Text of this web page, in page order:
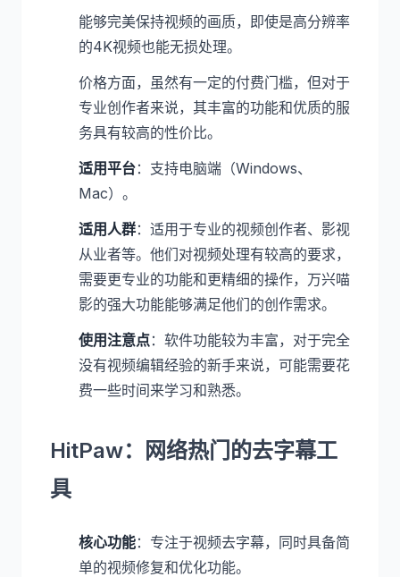
能够完美保持视频的画质，即使是高分辨率
的4K视频也能无损处理。
价格方面，虽然有一定的付费门槛，但对于
专业创作者来说，其丰富的功能和优质的服
务具有较高的性价比。
适用平台：支持电脑端（Windows、
Mac）。
适用人群：适用于专业的视频创作者、影视
从业者等。他们对视频处理有较高的要求，
需要更专业的功能和更精细的操作，万兴喵
影的强大功能能够满足他们的创作需求。
使用注意点：软件功能较为丰富，对于完全
没有视频编辑经验的新手来说，可能需要花
费一些时间来学习和熟悉。
HitPaw：网络热门的去字幕工
具
核心功能：专注于视频去字幕，同时具备简
单的视频修复和优化功能。